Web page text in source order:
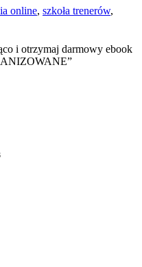
online, szkoła trenerów,
i otrzymaj darmowy ebook